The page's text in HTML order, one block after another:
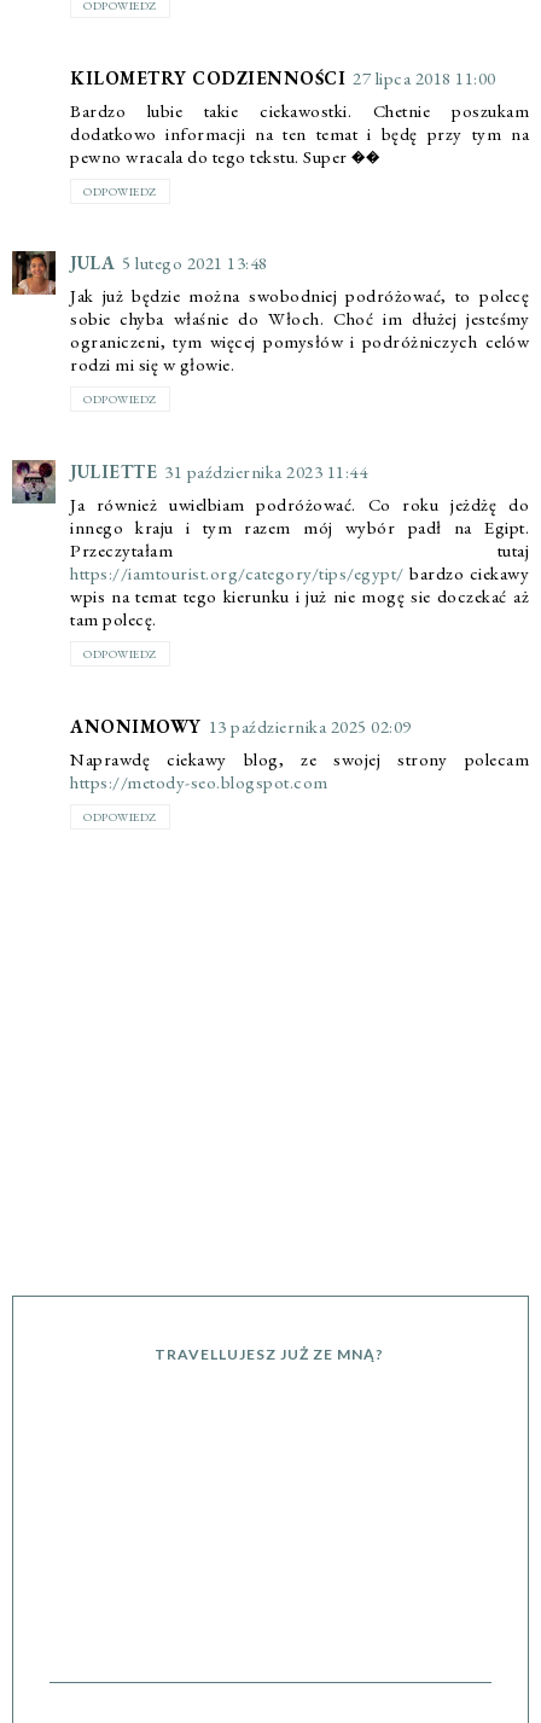
ODPOWIEDZ
KILOMETRY CODZIENNOŚCI 27 lipca 2018 11:00
Bardzo lubie takie ciekawostki. Chetnie poszukam
dodatkowo informacji na ten temat i będę przy tym na
pewno wracala do tego tekstu. Super ��
ODPOWIEDZ
JULA 5 lutego 2021 13:48
Jak już będzie można swobodniej podróżować, to polecę
sobie chyba właśnie do Włoch. Choć im dłużej jesteśmy
ograniczeni, tym więcej pomysłów i podróżniczych celów
rodzi mi się w głowie.
ODPOWIEDZ
JULIETTE 31 października 2023 11:44
Ja również uwielbiam podróżować. Co roku jeżdżę do
innego kraju i tym razem mój wybór padł na Egipt.
Przeczytałam tutaj
https://iamtourist.org/category/tips/egypt/ bardzo ciekawy
wpis na temat tego kierunku i już nie mogę sie doczekać aż
tam polecę.
ODPOWIEDZ
ANONIMOWY 13 października 2025 02:09
Naprawdę ciekawy blog, ze swojej strony polecam
https://metody-seo.blogspot.com
ODPOWIEDZ
TRAVELLUJESZ JUŻ ZE MNĄ?